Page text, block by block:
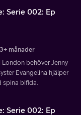
Serie 002: Ep
månader
London behöver Jenny
Evangelina hjälper
spina bifida.
Serie 002: Ep